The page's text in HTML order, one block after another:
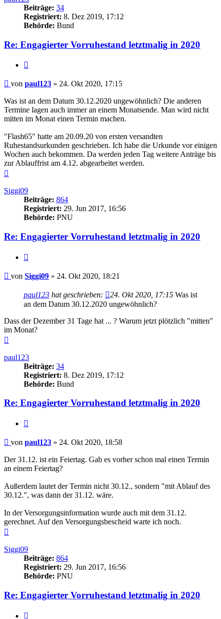
Beiträge: 34
Registriert: 8. Dez 2019, 17:12
Behörde: Bund
Re: Engagierter Vorruhestand letztmalig in 2020
Beitrag
von paul123 » 24. Okt 2020, 17:15
Was ist an dem Datum 30.12.2020 ungewöhnlich? Die anderen
Termine lagen auch immer an einem Monatsende. Man wird nicht
mitten im Monat einen Termin machen.
"Flash65" hatte am 20.09.20 von ersten versandten
Ruhestandsurkunden geschrieben. Ich habe die Urkunde vor einigen
Wochen auch bekommen. Da werden jeden Tag weitere Anträge bis
zur Ablauffrist am 4.12. abgearbeitet werden.
Siggi09
Beiträge: 864
Registriert: 29. Jun 2017, 16:56
Behörde: PNU
Re: Engagierter Vorruhestand letztmalig in 2020
Beitrag
von Siggi09 » 24. Okt 2020, 18:21
paul123 hat geschrieben: 24. Okt 2020, 17:15 Was ist
an dem Datum 30.12.2020 ungewöhnlich?
Dass der Dezember 31 Tage hat ... ? Warum jetzt plötzlich "mitten"
im Monat?
paul123
Beiträge: 34
Registriert: 8. Dez 2019, 17:12
Behörde: Bund
Re: Engagierter Vorruhestand letztmalig in 2020
Beitrag
von paul123 » 24. Okt 2020, 18:58
Der 31.12. ist ein Feiertag. Gab es vorher schon mal einen Termin
an einem Feiertag?
Außerdem lautet der Termin nicht 30.12., sondern "mit Ablauf des
30.12.", was dann der 31.12. wäre.
In der Versorgungsinformation wurde auch mit dem 31.12.
gerechnet. Auf den Versorgungsbescheid warte ich noch.
Siggi09
Beiträge: 864
Registriert: 29. Jun 2017, 16:56
Behörde: PNU
Re: Engagierter Vorruhestand letztmalig in 2020